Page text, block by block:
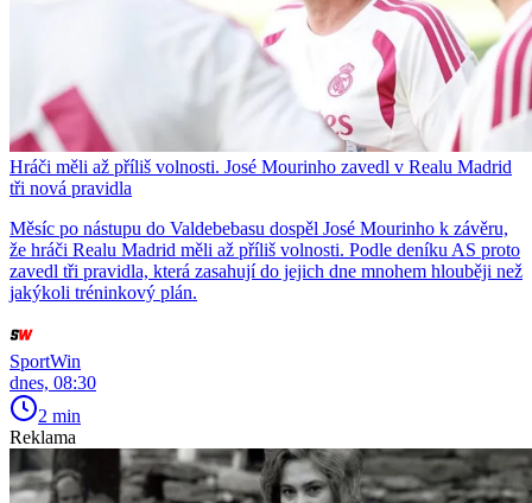
Hráči měli až příliš volnosti. José Mourinho zavedl v Realu Madrid
tři nová pravidla
Měsíc po nástupu do Valdebebasu dospěl José Mourinho k závěru,
že hráči Realu Madrid měli až příliš volnosti. Podle deníku AS proto
zavedl tři pravidla, která zasahují do jejich dne mnohem hlouběji než
jakýkoli tréninkový plán.
SportWin
dnes, 08:30
2 min
Reklama